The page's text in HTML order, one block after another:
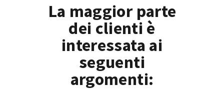
La maggior parte
dei clienti è
interessata ai
seguenti
argomenti: